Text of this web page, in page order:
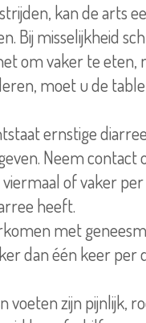
kan de arts
Bij misselijkheid
om vaker te eten,
moet u de
ernstige
Neem contact
of vaker
heeft.
met
dan één keer per
voeten zijn pijnlijk,